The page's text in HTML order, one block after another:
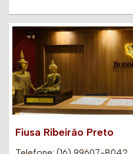
Fiusa Ribeirão Preto